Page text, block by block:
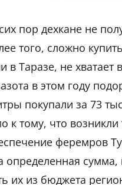
пор дехкане не
того, сложно
в Таразе, не
в этом году
покупали за 73
к тому, что
феремров
определенная
их из бюджета